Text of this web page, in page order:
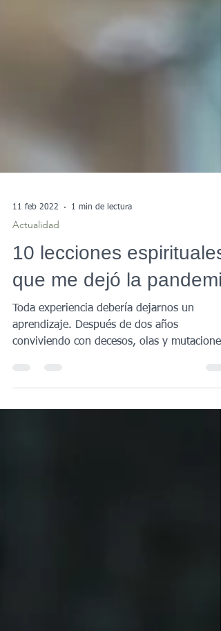
11 feb 2022 1 min de lectura
Actualidad
10 lecciones espirituales
que me dejó la
conviviendo con decesos, olas y
creo que la única forma...